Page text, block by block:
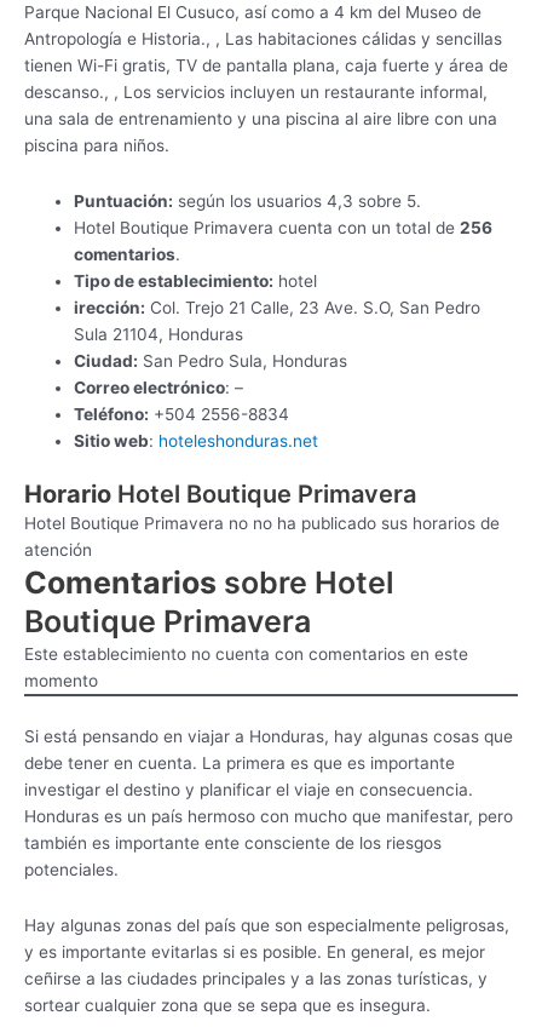
Parque Nacional El Cusuco, así como a 4 km del Museo de
Antropología e Historia., , Las habitaciones cálidas y sencillas
tienen Wi-Fi gratis, TV de pantalla plana, caja fuerte y área de
descanso., , Los servicios incluyen un restaurante informal,
una sala de entrenamiento y una piscina al aire libre con una
piscina para niños.
Puntuación: según los usuarios 4,3 sobre 5.
Hotel Boutique Primavera cuenta con un total de256
comentarios.
Tipo de establecimiento: hotel
irección: Col. Trejo 21 Calle, 23 Ave. S.O, San Pedro
Sula 21104, Honduras
Ciudad: San Pedro Sula, Honduras
Correo electrónico: –
Teléfono: +504 2556-8834
Sitio web: hoteleshonduras.net
Horario Hotel Boutique Primavera
Hotel Boutique Primavera no no ha publicado sus horarios de
atención
Comentarios sobre Hotel
Boutique Primavera
Este establecimiento no cuenta con comentarios en este
momento
Si está pensando en viajar a Honduras, hay algunas cosas que
debe tener en cuenta. La primera es que es importante
investigar el destino y planificar el viaje en consecuencia.
Honduras es un país hermoso con mucho que manifestar, pero
también es importante ente consciente de los riesgos
potenciales.
Hay algunas zonas del país que son especialmente peligrosas,
y es importante evitarlas si es posible. En general, es mejor
ceñirse a las ciudades principales y a las zonas turísticas, y
sortear cualquier zona que se sepa que es insegura.